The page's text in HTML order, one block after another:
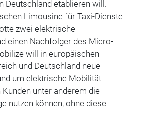
Deutschland etablieren will.
Limousine für Taxi-Dienste
zwei elektrische
einen Nachfolger des Micro-
will in europäischen
und Deutschland neue
um elektrische Mobilität
Kunden unter anderem die
nutzen können, ohne diese